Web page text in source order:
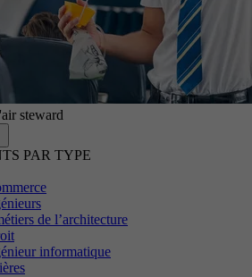
steward
PAR TYPE
de l’architecture
informatique